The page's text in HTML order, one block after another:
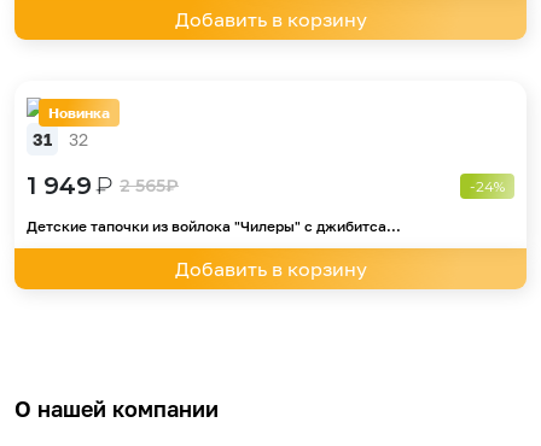
Добавить в корзину
Новинка
31 32
1 949₽ 2 565₽ -24%
Детские тапочки из войлока "Чилеры" с джибитса...
Добавить в корзину
О нашей компании